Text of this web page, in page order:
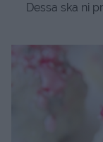
Dessa ska ni